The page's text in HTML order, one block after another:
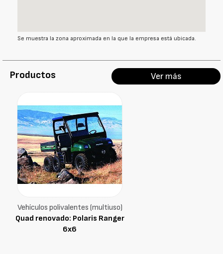
Se muestra la zona aproximada en la que la empresa está ubicada.
Productos Ver más
Vehículos polivalentes (multiuso)
Quad renovado: Polaris Ranger
6x6